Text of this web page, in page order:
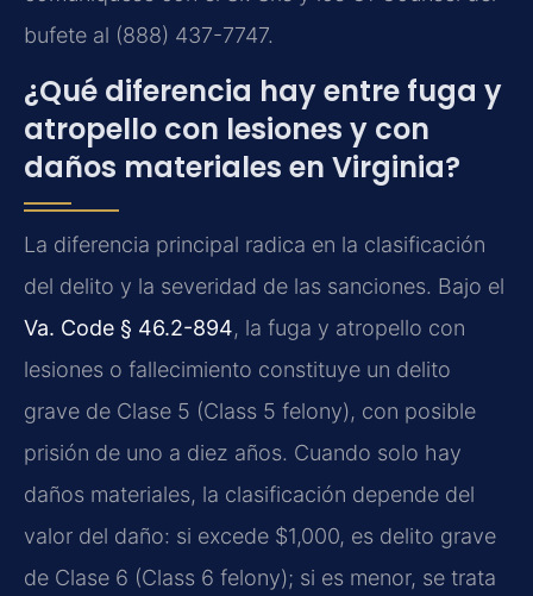
bufete al (888) 437-7747.
¿Qué diferencia hay entre fuga y
atropello con lesiones y con
daños materiales en Virginia?
La diferencia principal radica en la clasificación
del delito y la severidad de las sanciones. Bajo el
Va. Code § 46.2-894, la fuga y atropello con
lesiones o fallecimiento constituye un delito
grave de Clase 5 (Class 5 felony), con posible
prisión de uno a diez años. Cuando solo hay
daños materiales, la clasificación depende del
valor del daño: si excede $1,000, es delito grave
de Clase 6 (Class 6 felony); si es menor, se trata